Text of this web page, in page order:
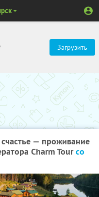
Загрузить
— проживание
Charm Tourсо